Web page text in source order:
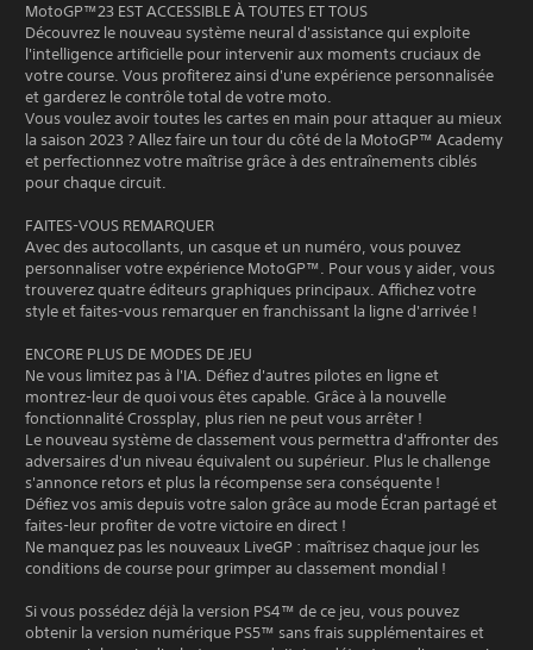
MotoGP™23 EST ACCESSIBLE À TOUTES ET TOUS
Découvrez le nouveau système neural d'assistance qui exploite
l'intelligence artificielle pour intervenir aux moments cruciaux de
votre course. Vous profiterez ainsi d'une expérience personnalisée
et garderez le contrôle total de votre moto.
Vous voulez avoir toutes les cartes en main pour attaquer au mieux
la saison 2023 ? Allez faire un tour du côté de la MotoGP™ Academy
et perfectionnez votre maîtrise grâce à des entraînements ciblés
pour chaque circuit.
FAITES-VOUS REMARQUER
Avec des autocollants, un casque et un numéro, vous pouvez
personnaliser votre expérience MotoGP™. Pour vous y aider, vous
trouverez quatre éditeurs graphiques principaux. Affichez votre
style et faites-vous remarquer en franchissant la ligne d'arrivée !
ENCORE PLUS DE MODES DE JEU
Ne vous limitez pas à l'IA. Défiez d'autres pilotes en ligne et
montrez-leur de quoi vous êtes capable. Grâce à la nouvelle
fonctionnalité Crossplay, plus rien ne peut vous arrêter !
Le nouveau système de classement vous permettra d'affronter des
adversaires d'un niveau équivalent ou supérieur. Plus le challenge
s'annonce retors et plus la récompense sera conséquente !
Défiez vos amis depuis votre salon grâce au mode Écran partagé et
faites-leur profiter de votre victoire en direct !
Ne manquez pas les nouveaux LiveGP : maîtrisez chaque jour les
conditions de course pour grimper au classement mondial !
Si vous possédez déjà la version PS4™ de ce jeu, vous pouvez
obtenir la version numérique PS5™ sans frais supplémentaires et